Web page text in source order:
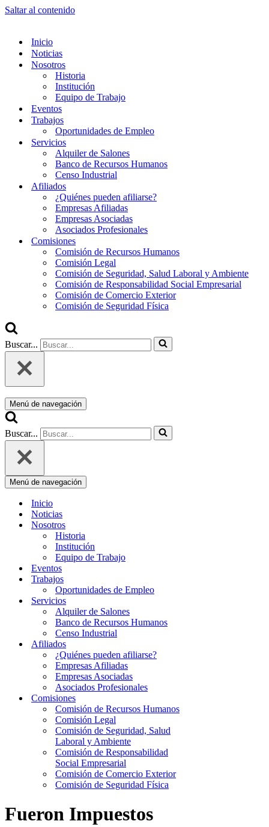
Saltar al contenido
Inicio
Noticias
Nosotros
Historia
Institución
Equipo de Trabajo
Eventos
Trabajos
Oportunidades de Empleo
Servicios
Alquiler de Salones
Banco de Recursos Humanos
Censo Industrial
Afiliados
¿Quiénes pueden afiliarse?
Empresas Afiliadas
Empresas Asociadas
Asociados Profesionales
Comisiones
Comisión de Recursos Humanos
Comisión Legal
Comisión de Seguridad, Salud Laboral y Ambiente
Comisión de Responsabilidad Social Empresarial
Comisión de Comercio Exterior
Comisión de Seguridad Física
Buscar...
Menú de navegación
Buscar...
Menú de navegación
Inicio
Noticias
Nosotros
Historia
Institución
Equipo de Trabajo
Eventos
Trabajos
Oportunidades de Empleo
Servicios
Alquiler de Salones
Banco de Recursos Humanos
Censo Industrial
Afiliados
¿Quiénes pueden afiliarse?
Empresas Afiliadas
Empresas Asociadas
Asociados Profesionales
Comisiones
Comisión de Recursos Humanos
Comisión Legal
Comisión de Seguridad, Salud
Laboral y Ambiente
Comisión de Responsabilidad
Social Empresarial
Comisión de Comercio Exterior
Comisión de Seguridad Física
Fueron Impuestos